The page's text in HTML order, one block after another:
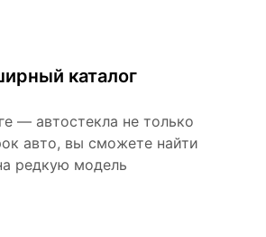
каталог
— автостекла не только
авто, вы сможете найти
редкую модель